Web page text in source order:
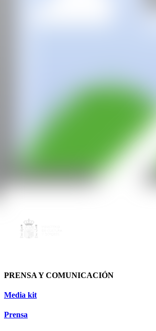
PRENSA Y COMUNICACIÓN
Media kit
Prensa